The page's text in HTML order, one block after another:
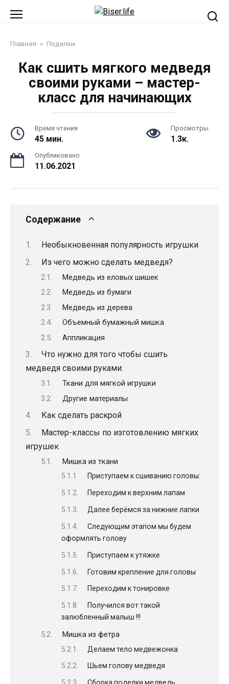
Главная » Поделки
Как сшить мягкого медведя
своими руками – мастер-
класс для начинающих
Время чтения
45 мин.
Просмотры
1.3к.
Опубликовано
11.06.2021
Содержание
Необыкновенная популярность игрушки
Из чего можно сделать медведя?
Медведь из еловых шишек
Медведь из бумаги
Медведь из дерева
Объемный бумажный мишка
Аппликация
Что нужно для того чтобы сшить
медведя своими руками:
Ткани для мягкой игрушки
Другие материалы
Как сделать раскрой
Мастер-классы по изготовлению мягких
игрушек
Мишка из ткани
Приступаем к сшиванию головы:
Переходим к верхним лапам
Далее берёмся за нижние лапки
Следующим этапом мы будем
оформлять голову
Приступаем к утяжке
Готовим крепление для головы
Переходим к тонировке
Получился вот такой
залюбленный малыш !!!
Мишка из фетра
Делаем тело медвежонка
Шьем голову медведя